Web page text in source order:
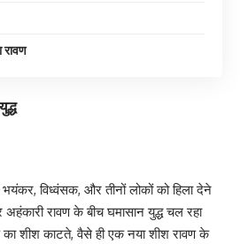
रावण
विध्वंसक, और तीनों लोकों को हिला देने
रावण के बीच घमासान युद्ध चल रहा
का शीश काटते, वैसे ही एक नया शीश रावण के